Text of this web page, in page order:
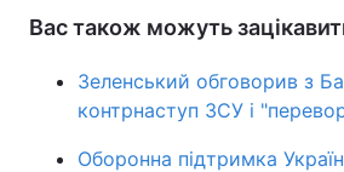
Вас також можуть
Зеленський обговорив з
контрнаступ ЗСУ і
Оборонна підтримка